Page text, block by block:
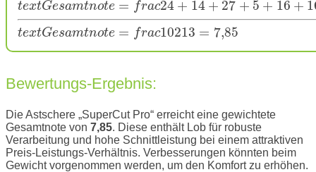
textGesamtnote = frac24 + 14 + 27 + 5 + 16 +
textGesamtnote = frac10213 = 7,85
Bewertungs-Ergebnis:
Die Astschere „SuperCut Pro“ erreicht eine gewichtete
Gesamtnote von 7,85. Diese enthält Lob für robuste
Verarbeitung und hohe Schnittleistung bei einem attraktiven
Preis-Leistungs-Verhältnis. Verbesserungen könnten beim
Gewicht vorgenommen werden, um den Komfort zu erhöhen.